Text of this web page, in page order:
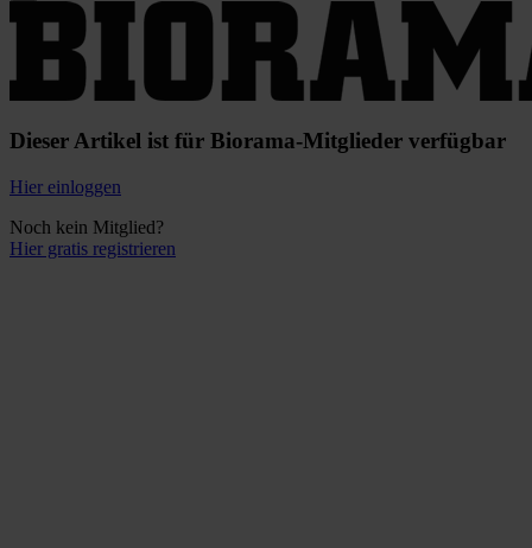
Dieser Artikel ist für Biorama-Mitglieder verfügbar
Hier einloggen
Noch kein Mitglied?
Hier gratis registrieren